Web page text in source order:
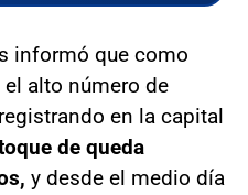
informó que como
alto número de
en la capital
de queda
y desde el medio día